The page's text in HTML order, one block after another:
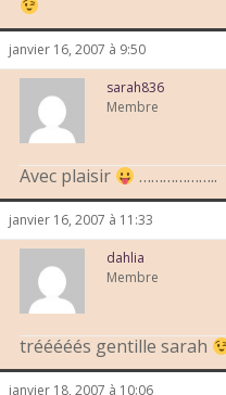
janvier 16, 2007 à 9:50
sarah836
Membre
Avec plaisir ………………..
janvier 16, 2007 à 11:33
dahlia
Membre
trééééés gentille sarah
janvier 18, 2007 à 10:06